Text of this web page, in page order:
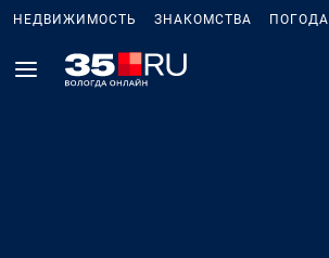
НЕДВИЖИМОСТЬ ЗНАКОМСТВА ПОГОДА